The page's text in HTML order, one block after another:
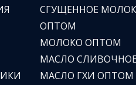
СГУЩЕННОЕ
ОПТОМ
МОЛОКО ОПТОМ
МАСЛО
МАСЛО ГХИ ОПТОМ